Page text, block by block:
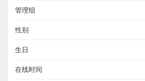
管理组
性别
生日
在线时间